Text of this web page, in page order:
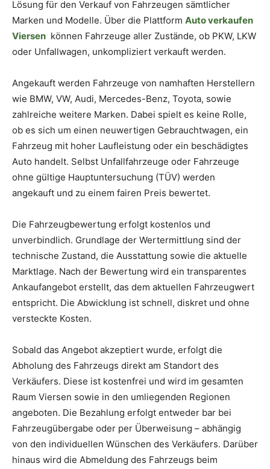
Lösung für den Verkauf von Fahrzeugen sämtlicher
Marken und Modelle. Über die Plattform Auto verkaufen
Viersen können Fahrzeuge aller Zustände, ob PKW, LKW
oder Unfallwagen, unkompliziert verkauft werden.
Angekauft werden Fahrzeuge von namhaften Herstellern
wie BMW, VW, Audi, Mercedes-Benz, Toyota, sowie
zahlreiche weitere Marken. Dabei spielt es keine Rolle,
ob es sich um einen neuwertigen Gebrauchtwagen, ein
Fahrzeug mit hoher Laufleistung oder ein beschädigtes
Auto handelt. Selbst Unfallfahrzeuge oder Fahrzeuge
ohne gültige Hauptuntersuchung (TÜV) werden
angekauft und zu einem fairen Preis bewertet.
Die Fahrzeugbewertung erfolgt kostenlos und
unverbindlich. Grundlage der Wertermittlung sind der
technische Zustand, die Ausstattung sowie die aktuelle
Marktlage. Nach der Bewertung wird ein transparentes
Ankaufangebot erstellt, das dem aktuellen Fahrzeugwert
entspricht. Die Abwicklung ist schnell, diskret und ohne
versteckte Kosten.
Sobald das Angebot akzeptiert wurde, erfolgt die
Abholung des Fahrzeugs direkt am Standort des
Verkäufers. Diese ist kostenfrei und wird im gesamten
Raum Viersen sowie in den umliegenden Regionen
angeboten. Die Bezahlung erfolgt entweder bar bei
Fahrzeugübergabe oder per Überweisung – abhängig
von den individuellen Wünschen des Verkäufers. Darüber
hinaus wird die Abmeldung des Fahrzeugs beim